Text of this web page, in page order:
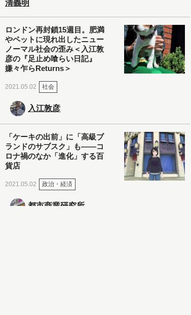
清義明
ロンドン再封鎖15週目。肥満
やペットに現れ出したニュー
ノーマル社会の歪み＜入江敦
彦の『足止め喰らい日記』
嫌々乍らReturns＞
2021.05.02 社会
入江敦彦
「ケーキの出前」に「高級ブ
ランドのサブスク」も――コ
ロナ禍のなか「進化」する百
貨店
2021.05.02 政治・経済
都市商業研究所